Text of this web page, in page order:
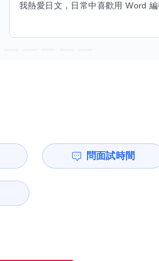
問面試時間